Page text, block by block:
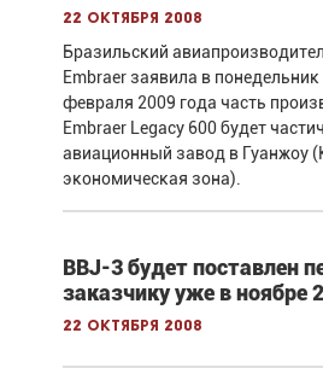
22 октября 2008
Бразильский
Embraer заявила в понедельник
февраля 2009 года часть
Embraer Legacy 600 будет
авиационный завод в Гуанжоу
экономическая зона).
BBJ-3 будет поставлен
заказчику уже в ноябре
22 октября 2008